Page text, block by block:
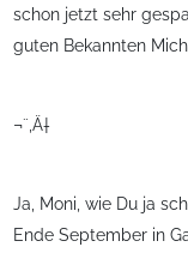
schon jetzt sehr
guten Bekannten
¬¨‚Ä†
Ja, Moni, wie Du ja
Ende September in